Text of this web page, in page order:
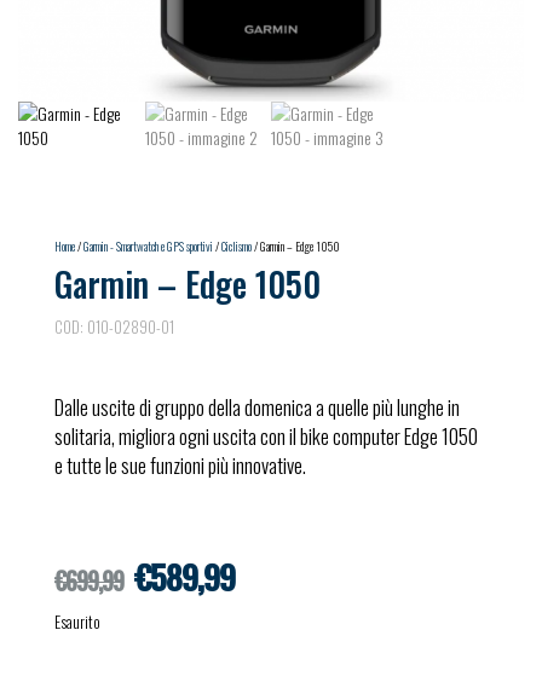
Home/Garmin - Smartwatch e GPS sportivi /Ciclismo/ Garmin – Edge 1050
Garmin – Edge 1050
COD: 010-02890-01
Dalle uscite di gruppo della domenica a quelle più lunghe in
solitaria, migliora ogni uscita con il bike computer Edge 1050
e tutte le sue funzioni più innovative.
€699,99 Il prezzo originale era: €699,99.
€589,99Il prezzo attuale è: €589,99.
Esaurito